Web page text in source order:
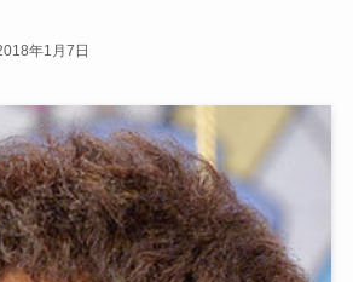
年1月7日